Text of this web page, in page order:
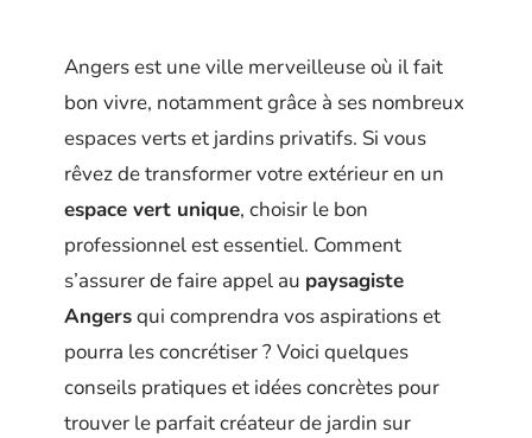
Angers est une ville merveilleuse où il fait
bon vivre, notamment grâce à ses nombreux
espaces verts et jardins privatifs. Si vous
rêvez de transformer votre extérieur en un
espace vert unique, choisir le bon
professionnel est essentiel. Comment
s’assurer de faire appel au paysagiste
Angersqui comprendra vos aspirations et
pourra les concrétiser ? Voici quelques
conseils pratiques et idées concrètes pour
trouver le parfait créateur de jardin sur